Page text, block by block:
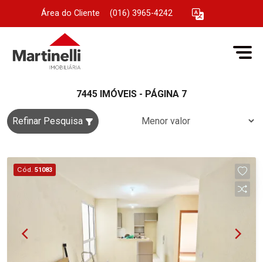
Área do Cliente (016) 3965-4242
7445 IMÓVEIS - PÁGINA 7
Refinar Pesquisa
Cód. 51083